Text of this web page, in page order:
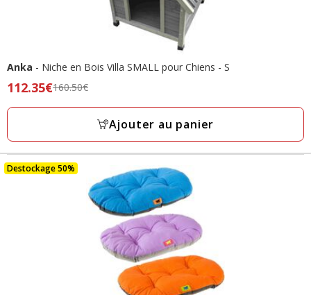
Anka - Niche en Bois Villa SMALL pour Chiens - S
Prix
précédent
prix
final
112.35€
112.35€160.50€
Ajouter au panier
Destockage 50%